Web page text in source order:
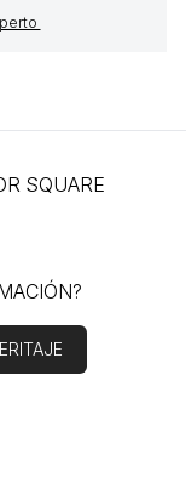
SQUARE